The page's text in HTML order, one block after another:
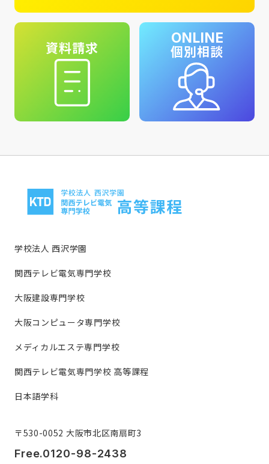
資料請求
ONLINE
個別相談
学校法人 西沢学園
関西テレビ電気専門学校
大阪建設専門学校
大阪コンピュータ専門学校
メディカルエステ専門学校
関西テレビ電気専門学校 高等課程
日本語学科
〒530-0052 大阪市北区南扇町3
Free.0120-98-2438